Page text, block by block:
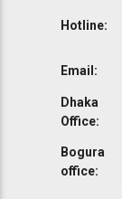
Hotline:
Email:
Dhaka
Office:
Bogura
office: